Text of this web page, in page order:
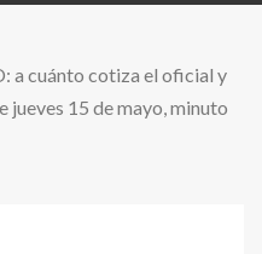
a cuánto cotiza el oficial y
jueves 15 de mayo, minuto